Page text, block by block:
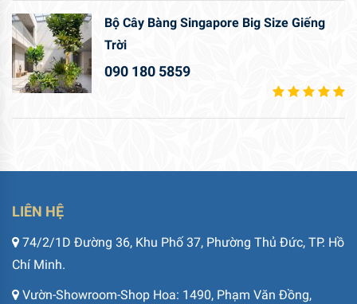
Bộ Cây Bàng Singapore Big Size Giếng
Trời
090 180 5859
LIÊN HỆ
74/2/1D Đường 36, Khu Phố 37, Phường Thủ Đức, TP. Hồ
Chí Minh.
Vườn-Showroom-Shop Hoa: 1490, Phạm Văn Đồng,